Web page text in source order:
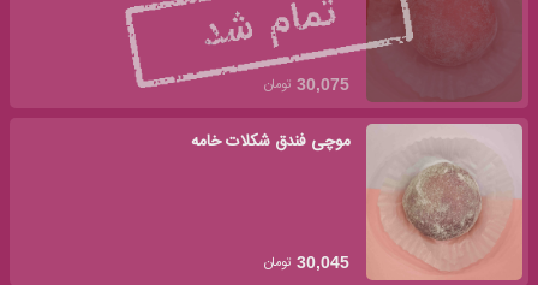
30,075 تومان
موچی فندق شکلات خامه
30,045 تومان